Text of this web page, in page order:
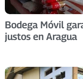
Bodega Móvil
justos en Aragua ​